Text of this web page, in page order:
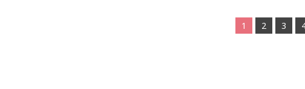
1 2 3